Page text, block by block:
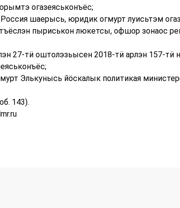
огазеяськонъёс;
шаерысь, юридик огмурт луисьтэм
пыриськон люкетсы, офшор зонаос
27-тӥ оштолэзьысен 2018-тӥ арлэн 157-
Элькунысь йӧскалык политикая
143).